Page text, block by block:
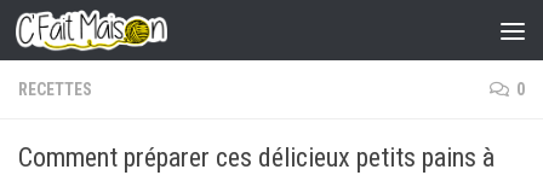
Skip to content
RECETTES 0
Comment préparer ces délicieux petits pains à